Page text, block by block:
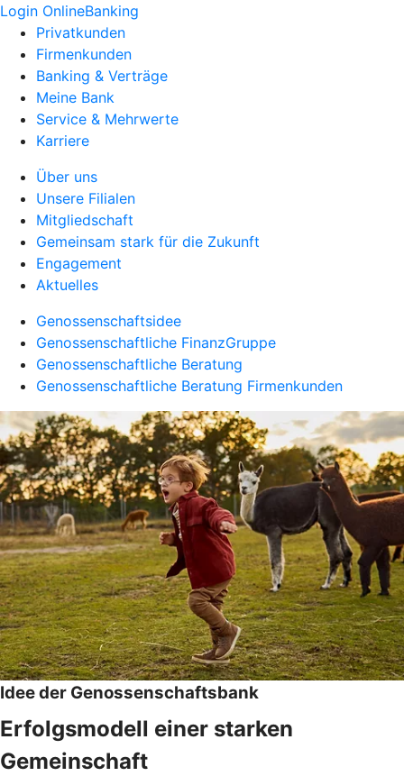
Login OnlineBanking
Privatkunden
Firmenkunden
Banking & Verträge
Meine Bank
Service & Mehrwerte
Karriere
Über uns
Unsere Filialen
Mitgliedschaft
Gemeinsam stark für die Zukunft
Engagement
Aktuelles
Genossenschaftsidee
Genossenschaftliche FinanzGruppe
Genossenschaftliche Beratung
Genossenschaftliche Beratung Firmenkunden
Idee der Genossenschaftsbank
Erfolgsmodell einer starken
Gemeinschaft